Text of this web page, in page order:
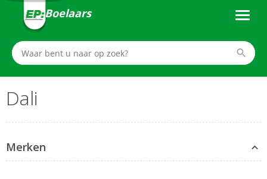
Boelaars
Dali
Merken